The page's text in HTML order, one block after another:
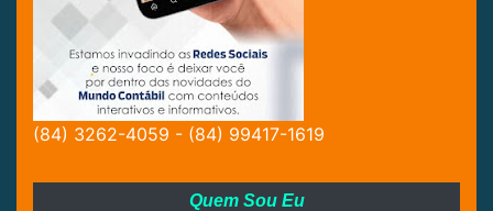
(84) 3262-4059 - (84) 99417-1619
Quem Sou Eu